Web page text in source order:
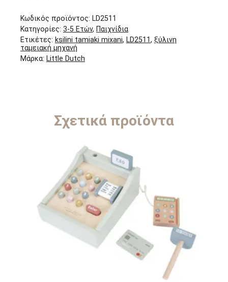
Κωδικός προϊόντος: LD2511
Κατηγορίες: 3-5 Ετών, Παιχνίδια
Ετικέτες: ksilini tamiaki mixani, LD2511, ξύλινη
ταμειακή μηχανή
Μάρκα: Little Dutch
Σχετικά προϊόντα